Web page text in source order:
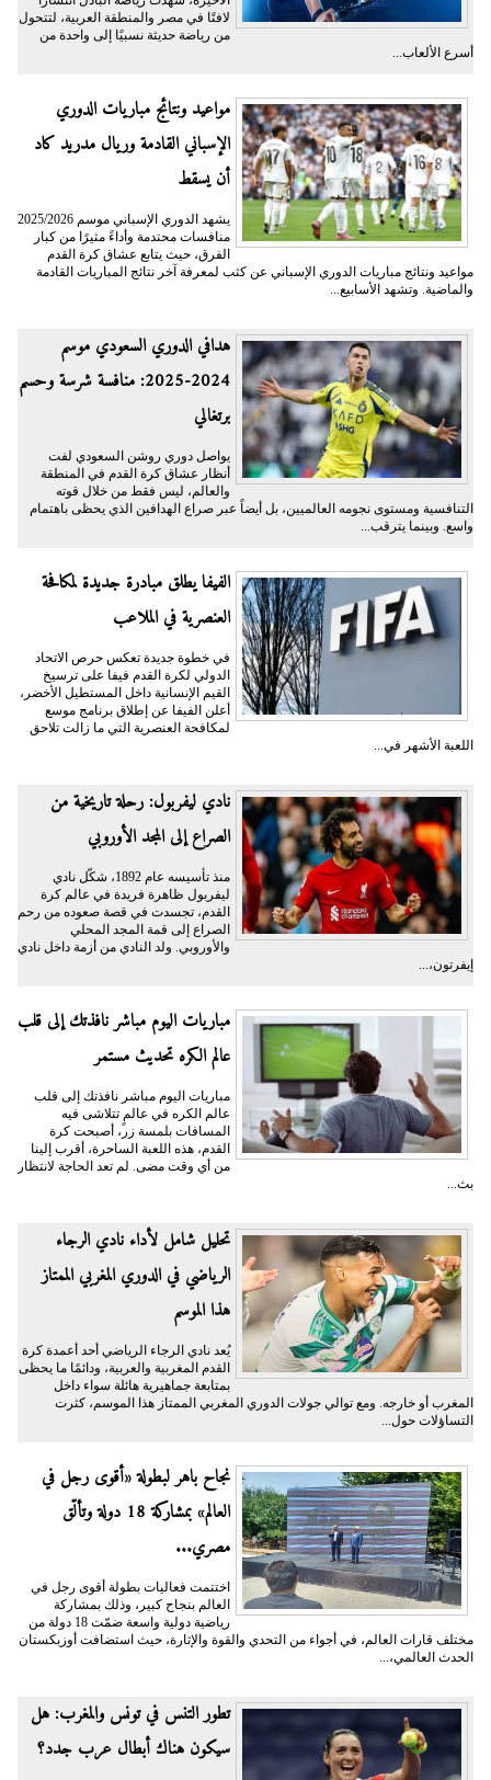
لافتًا في مصر والمنطقة العربية، لتتحول
من رياضة حديثة نسبيًا إلى واحدة من
أسرع الألعاب...
مواعيد ونتائج مباريات الدوري
الإسباني القادمة وريال مدريد كاد
أن يسقط
يشهد الدوري الإسباني موسم 2025/2026
منافسات محتدمة وأداءً مثيرًا من كبار
الفرق، حيث يتابع عشاق كرة القدم
مواعيد ونتائج مباريات الدوري الإسباني عن كثب لمعرفة آخر نتائج المباريات القادمة
والماضية. وتشهد الأسابيع...
هدافي الدوري السعودي موسم
2024-2025: منافسة شرسة وحسم
برتغالي
يواصل دوري روشن السعودي لفت
أنظار عشاق كرة القدم في المنطقة
والعالم، ليس فقط من خلال قوته
التنافسية ومستوى نجومه العالميين، بل أيضاً عبر صراع الهدافين الذي يحظى باهتمام
واسع. وبينما يترقب...
الفيفا يطلق مبادرة جديدة لمكافحة
العنصرية في الملاعب
في خطوة جديدة تعكس حرص الاتحاد
الدولي لكرة القدم فيفا على ترسيخ
القيم الإنسانية داخل المستطيل الأخضر،
أعلن الفيفا عن إطلاق برنامج موسع
لمكافحة العنصرية التي ما زالت تلاحق
اللعبة الأشهر في...
نادي ليفربول: رحلة تاريخية من
الصراع إلى المجد الأوروبي
منذ تأسيسه عام 1892، شكّل نادي
ليفربول ظاهرة فريدة في عالم كرة
القدم، تجسدت في قصة صعوده من رحم
الصراع إلى قمة المجد المحلي
والأوروبي. ولد النادي من أزمة داخل نادي
إيفرتون،...
مباريات اليوم مباشر نافذتك إلى قلب
عالم الكره تحديث مستمر
مباريات اليوم مباشر نافذتك إلى قلب
عالم الكره في عالمٍ تتلاشى فيه
المسافات بلمسة زر، أصبحت كرة
القدم، هذه اللعبة الساحرة، أقرب إلينا
من أي وقت مضى. لم تعد الحاجة لانتظار
بث...
تحليل شامل لأداء نادي الرجاء
الرياضي في الدوري المغربي الممتاز
هذا الموسم
يُعد نادي الرجاء الرياضي أحد أعمدة كرة
القدم المغربية والعربية، ودائمًا ما يحظى
بمتابعة جماهيرية هائلة سواء داخل
المغرب أو خارجه. ومع توالي جولات الدوري المغربي الممتاز هذا الموسم، كثرت
التساؤلات حول...
نجاح باهر لبطولة «أقوى رجل في
العالم» بمشاركة 18 دولة وتألّق
مصري...
اختتمت فعاليات بطولة أقوى رجل في
العالم بنجاح كبير، وذلك بمشاركة
رياضية دولية واسعة ضمّت 18 دولة من
مختلف قارات العالم، في أجواء من التحدي والقوة والإثارة، حيث استضافت أوزبكستان
الحدث العالمي،...
تطور التنس في تونس والمغرب: هل
سيكون هناك أبطال عرب جدد؟